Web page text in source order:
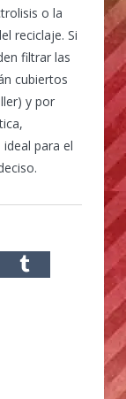
o la
reciclaje. Si
filtrar las
cubiertos
y por
para el
Tumblr